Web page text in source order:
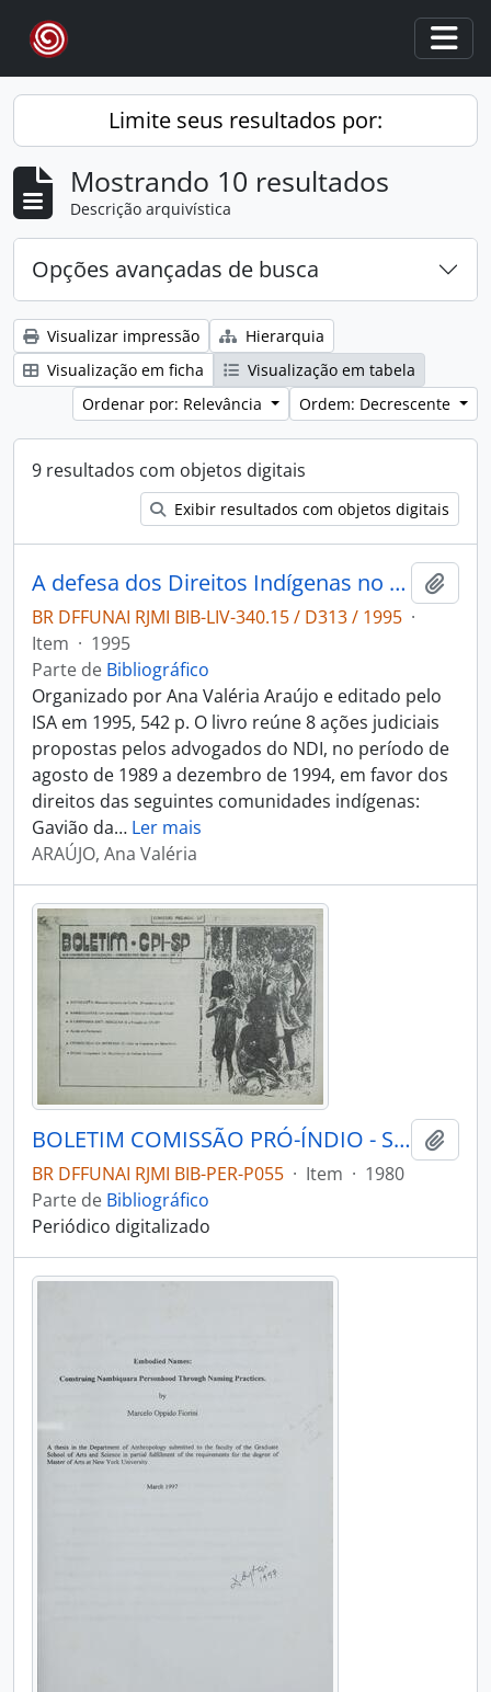
Skip to main content
Limite seus resultados por:
Mostrando 10 resultados
Descrição arquivística
Opções avançadas de busca
Visualizar impressão
Hierarquia
Visualização em ficha
Visualização em tabela
Ordenar por: Relevância
Ordem: Decrescente
9 resultados com objetos digitais
Exibir resultados com objetos digitais
A defesa dos Direitos Indígenas no Judiciário: ações propostas pelo Núcleo de Direitos Indígenas.
BR DFFUNAI RJMI BIB-LIV-340.15 / D313 / 1995 ·
Item · 1995
Parte de Bibliográfico
Organizado por Ana Valéria Araújo e editado pelo
ISA em 1995, 542 p. O livro reúne 8 ações judiciais
propostas pelos advogados do NDI, no período de
agosto de 1989 a dezembro de 1994, em favor dos
direitos das seguintes comunidades indígenas:
Gavião da… Ler mais
ARAÚJO, Ana Valéria
BOLETIM COMISSÃO PRÓ-ÍNDIO - SÃO PAULO COMISSÃO PRÓ-ÍNDIO - 1980 - Nº03
BR DFFUNAI RJMI BIB-PER-P055 · Item · 1980
Parte de Bibliográfico
Periódico digitalizado